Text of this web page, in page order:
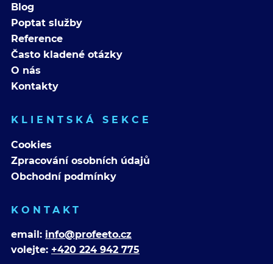
Blog
Poptat služby
Reference
Často kladené otázky
O nás
Kontakty
KLIENTSKÁ SEKCE
Cookies
Zpracování osobních údajů
Obchodní podmínky
KONTAKT
email: info@profeeto.cz
volejte: +420 224 942 775